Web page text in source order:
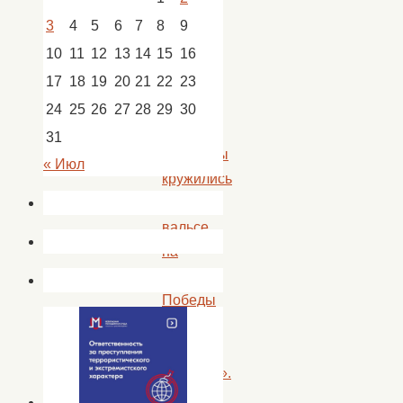
новости
Кап.
Яр
Ветераны
кружились
вальсе
на
Победы
«С
Победы!».
Мастер
3
4 5 6 7 8
9
10 11 12 13 14 15 16
17 18 19 20 21 22 23
24 25 26 27 28 29 30
31
« Июл